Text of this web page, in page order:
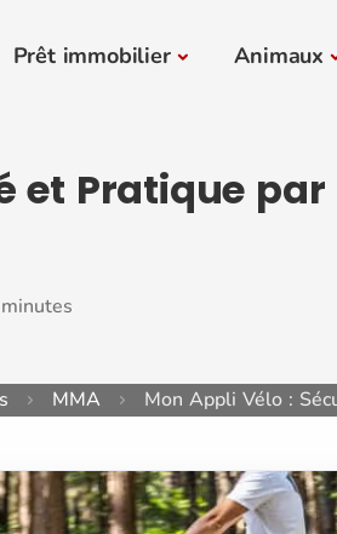
Prêt immobilier Animaux
et Pratique par
MMA Mon Appli Vélo :